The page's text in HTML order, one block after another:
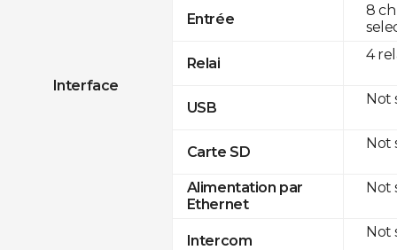
Interface
Entrée
Relai
USB
Carte SD
Alimentation par
Ethernet
Intercom
8
4
Not
Not
Not
Not